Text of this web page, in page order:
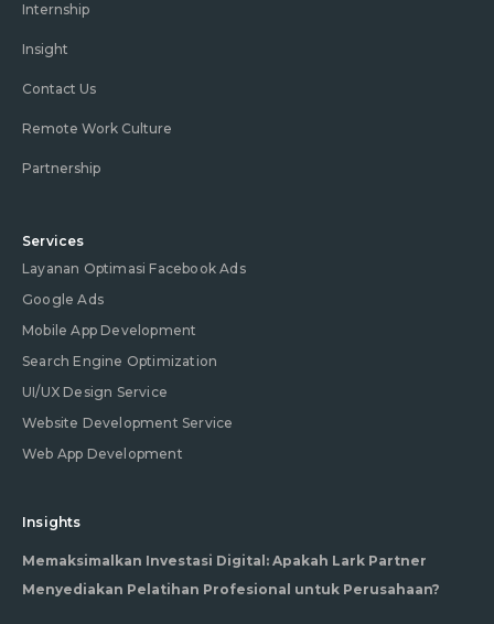
Internship
Insight
Contact Us
Remote Work Culture
Partnership
Services
Layanan Optimasi Facebook Ads
Google Ads
Mobile App Development
Search Engine Optimization
UI/UX Design Service
Website Development Service
Web App Development
Insights
Memaksimalkan Investasi Digital: Apakah Lark Partner
Menyediakan Pelatihan Profesional untuk Perusahaan?